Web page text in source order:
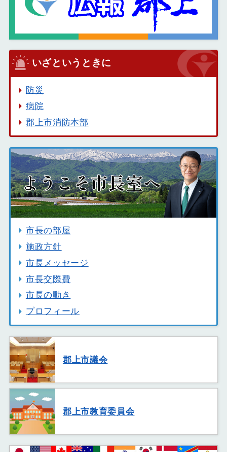
いざというときに
防災
病院
郡上市消防本部
市長の部屋
施政方針
市長メッセージ
市長交際費
市長の動き
プロフィール
郡上市議会
郡上市教育委員会